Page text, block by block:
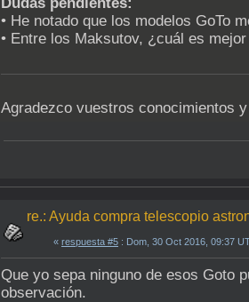
• He notado que los modelos GoTo
• Entre los Maksutov, ¿cuál es
Agradezco vuestros conocimientos
re.: Ayuda compra telescopio
« respuesta #5 : Dom, 30 Oct 2016, 09:37
Que yo sepa ninguno de esos Goto
observación.